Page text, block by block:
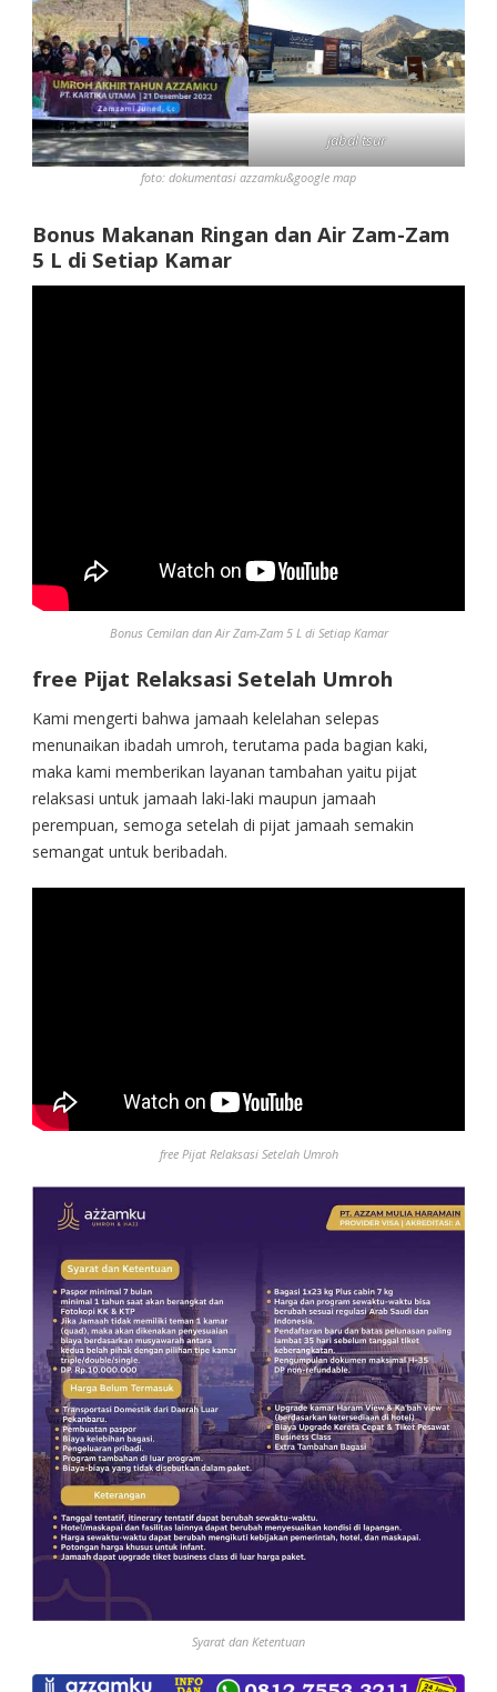
jabal tsur
foto: dokumentasi azzamku&google map
Bonus Makanan Ringan dan Air Zam-Zam
5 L di Setiap Kamar
Bonus Cemilan dan Air Zam-Zam 5 L di Setiap Kamar
free Pijat Relaksasi Setelah Umroh
Kami mengerti bahwa jamaah kelelahan selepas
menunaikan ibadah umroh, terutama pada bagian kaki,
maka kami memberikan layanan tambahan yaitu pijat
relaksasi untuk jamaah laki-laki maupun jamaah
perempuan, semoga setelah di pijat jamaah semakin
semangat untuk beribadah.
free Pijat Relaksasi Setelah Umroh
Syarat dan Ketentuan